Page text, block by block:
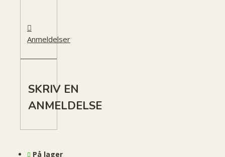
Anmeldelser
SKRIV EN
ANMELDELSE
På lager